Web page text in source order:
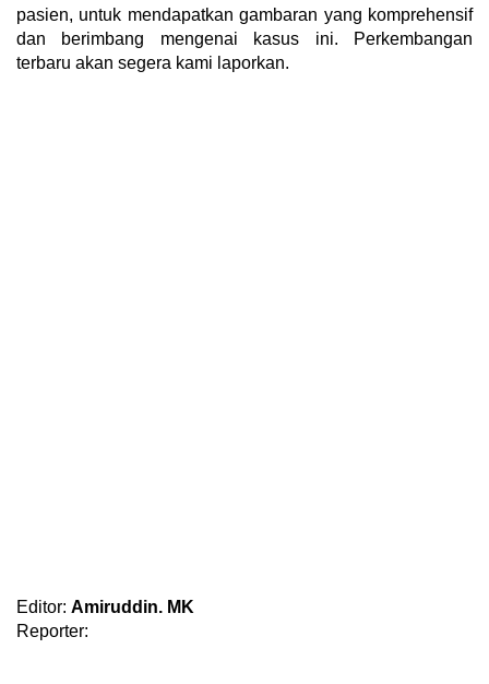
pasien, untuk mendapatkan gambaran yang komprehensif
dan berimbang mengenai kasus ini. Perkembangan
terbaru akan segera kami laporkan.
Editor: Amiruddin. MK
Reporter: